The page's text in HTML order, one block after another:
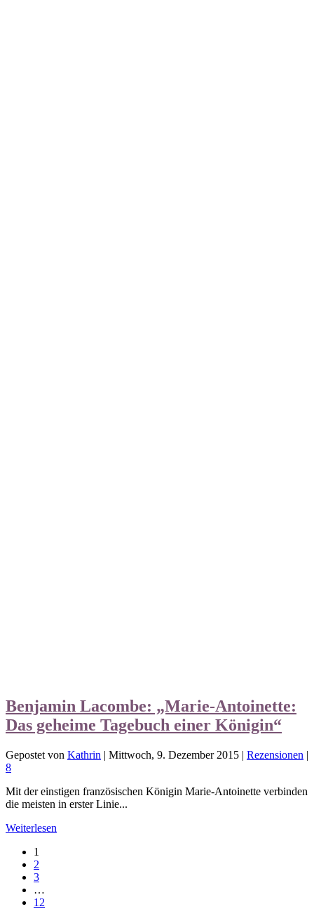
Benjamin Lacombe: „Marie-Antoinette:
Das geheime Tagebuch einer Königin“
Gepostet von Kathrin | Mittwoch, 9. Dezember 2015 | Rezensionen |
8
Mit der einstigen französischen Königin Marie-Antoinette verbinden
die meisten in erster Linie...
Weiterlesen
1
2
3
…
12